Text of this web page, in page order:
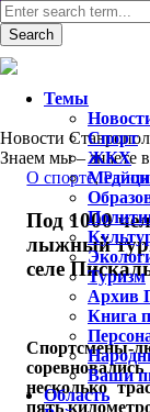
Новости
Знаем мы – знаете
O спорте,Район
Под 1000
лыжный
селе
Спортсмены-
несколько
пять
Темы
Спорт
ЖКХ
Туризм
Архив
Книга
Ваши
Область